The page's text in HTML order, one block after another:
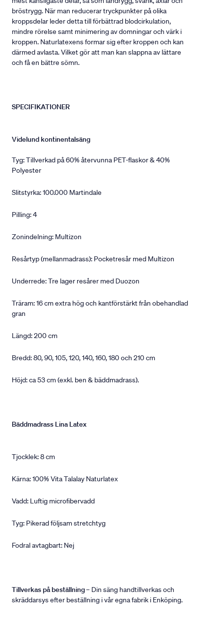
bröstrygg. När man reducerar tryckpunkter på olika
kroppsdelar leder detta till förbättrad blodcirkulation,
mindre rörelse samt minimering av domningar och värk i
kroppen. Naturlatexens formar sig efter kroppen och kan
därmed avlasta. Vilket gör att man kan slappna av lättare
och få en bättre sömn.
SPECIFIKATIONER
Videlund kontinentalsäng
Tyg: Tillverkad på 60% återvunna PET-flaskor & 40%
Polyester
Slitstyrka: 100.000 Martindale
Pilling: 4
Zonindelning: Multizon
Resårtyp (mellanmadrass): Pocketresår med Multizon
Underrede: Tre lager resårer med Duozon
Träram: 16 cm extra hög och kantförstärkt från obehandlad
gran
Längd: 200 cm
Bredd: 80, 90, 105, 120, 140, 160, 180 och 210 cm
Höjd: ca 53 cm (exkl. ben & bäddmadrass).
Bäddmadrass Lina Latex
Tjocklek: 8 cm
Kärna: 100% Vita Talalay Naturlatex
Vadd: Luftig microfibervadd
Tyg: Pikerad följsam stretchtyg
Fodral avtagbart: Nej
Tillverkas på beställning– Din säng handtillverkas och
skräddarsys efter beställning i vår egna fabrik i Enköping.